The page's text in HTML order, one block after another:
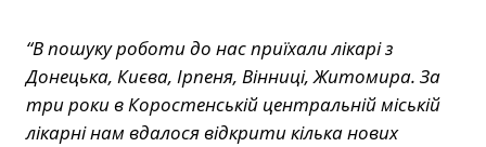
“В пошуку роботи до нас приїхали лікарі з
Донецька, Києва, Ірпеня, Вінниці, Житомира. За
три роки в Коростенській центральній міській
лікарні нам вдалося відкрити кілька нових